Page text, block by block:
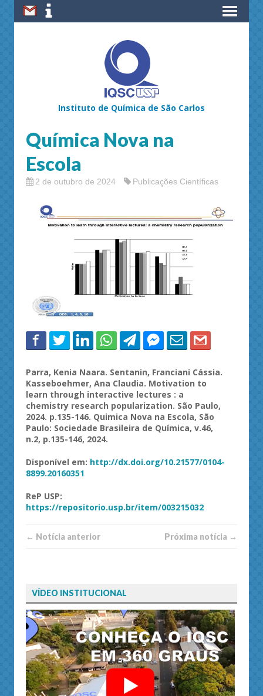
Instituto de Química de São Carlos
Química Nova na
Escola
2 de outubro de 2024 Publicações Científicas
Parra, Kenia Naara. Sentanin, Franciani Cássia.
Kasseboehmer, Ana Claudia. Motivation to
learn through interactive lectures : a
chemistry research popularization. São Paulo,
2024. p.135-146. Quimica Nova na Escola, São
Paulo: Sociedade Brasileira de Química, v.46,
n.2, p.135-146, 2024.
Disponível em: http://dx.doi.org/10.21577/0104-
8899.20160351
ReP USP:
https://repositorio.usp.br/item/003215032
← Notí­cia anterior Próxima notí­­cia →
VÍDEO INSTITUCIONAL